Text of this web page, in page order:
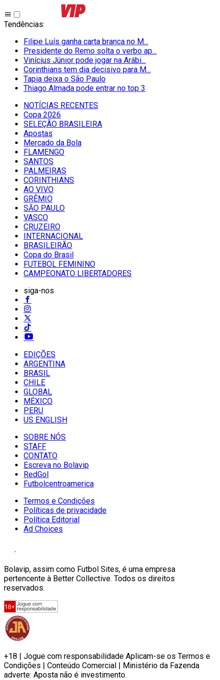
Tendências:
Filipe Luís ganha carta branca no M...
Presidente do Remo solta o verbo ap...
Vinícius Júnior pode jogar na Arábi...
Corinthians tem dia decisivo para M...
Tapia deixa o São Paulo
Thiago Almada pode entrar no top 3
NOTÍCIAS RECENTES
Copa 2026
SELEÇÃO BRASILEIRA
Apostas
Mercado da Bola
FLAMENGO
SANTOS
PALMEIRAS
CORINTHIANS
AO VIVO
GRÊMIO
SĀO PAULO
VASCO
CRUZEIRO
INTERNACIONAL
BRASILEIRÃO
Copa do Brasil
FUTEBOL FEMININO
CAMPEONATO LIBERTADORES
siga-nos
EDIÇÕES
ARGENTINA
BRASIL
CHILE
GLOBAL
MÉXICO
PERU
US ENGLISH
SOBRE NÓS
STAFF
CONTATO
Escreva no Bolavip
RedGol
Futbolcentroamerica
Termos e Condições
Políticas de privacidade
Política Editorial
Ad Choices
Bolavip, assim como Futbol Sites, é uma empresa
pertencente à Better Collective. Todos os direitos
reservados.
+18 | Jogue com responsabilidade Aplicam-se os Termos e
Condições | Conteúdo Comercial | Ministério da Fazenda
adverte: Aposta não é investimento.